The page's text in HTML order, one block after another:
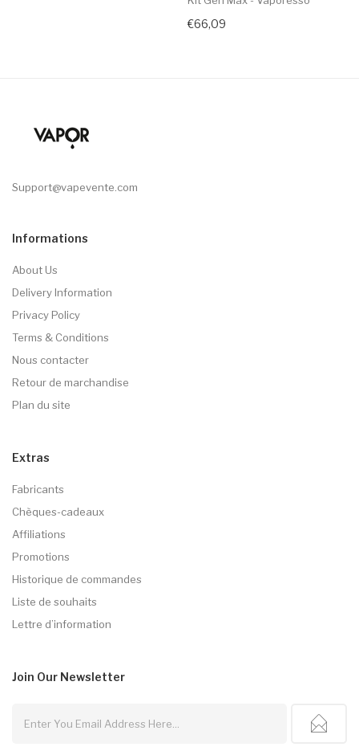
€66,09
Support@vapevente.com
Informations
About Us
Delivery Information
Privacy Policy
Terms & Conditions
Nous contacter
Retour de marchandise
Plan du site
Extras
Fabricants
Chèques-cadeaux
Affiliations
Promotions
Historique de commandes
Liste de souhaits
Lettre d’information
Join Our Newsletter